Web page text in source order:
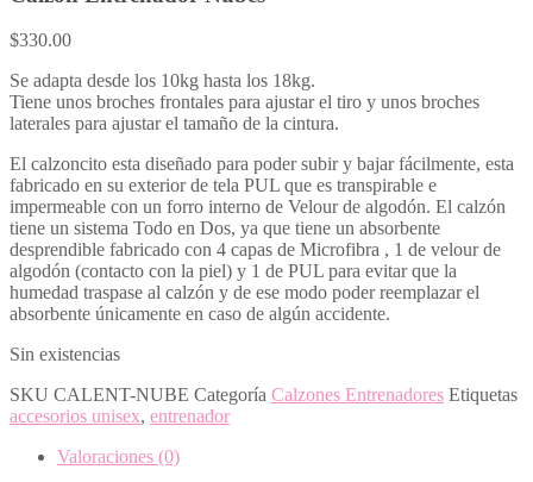
$330.00
Se adapta desde los 10kg hasta los 18kg.
Tiene unos broches frontales para ajustar el tiro y unos broches
laterales para ajustar el tamaño de la cintura.
El calzoncito esta diseñado para poder subir y bajar fácilmente, esta
fabricado en su exterior de tela PUL que es transpirable e
impermeable con un forro interno de Velour de algodón. El calzón
tiene un sistema Todo en Dos, ya que tiene un absorbente
desprendible fabricado con 4 capas de Microfibra , 1 de velour de
algodón (contacto con la piel) y 1 de PUL para evitar que la
humedad traspase al calzón y de ese modo poder reemplazar el
absorbente únicamente en caso de algún accidente.
Sin existencias
SKU CALENT-NUBE Categoría Calzones Entrenadores Etiquetas
accesorios unisex, entrenador
Valoraciones (0)